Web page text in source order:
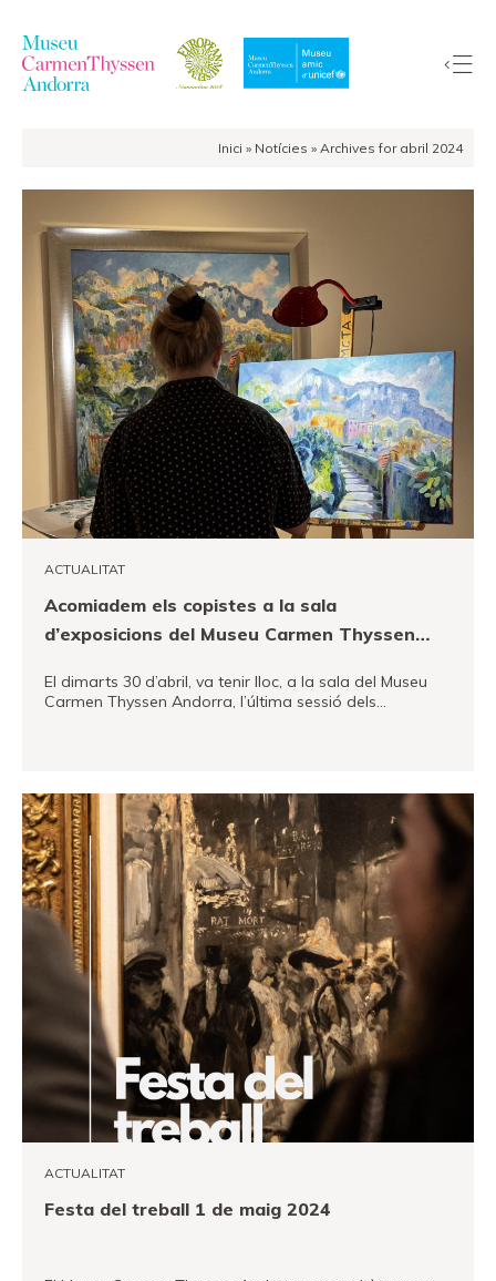
Inici » Notícies » Archives for abril 2024
ACTUALITAT
Acomiadem els copistes a la sala
d’exposicions del Museu Carmen Thyssen
El dimarts 30 d’abril, va tenir lloc, a la sala del Museu
Carmen Thyssen Andorra, l’última sessió dels…
ACTUALITAT
Festa del treball 1 de maig 2024
Col·lecció
El
Museu
Exposicions
Visites
EduCarmenThyssen
Activitats
Notícies
Botiga
Fundació
Museand
Amics
del
museu
Patrocinadors
Français
Español
English
Entrades
Canal PRO